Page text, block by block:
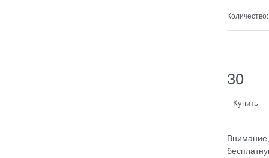
Количество:
30
Купить